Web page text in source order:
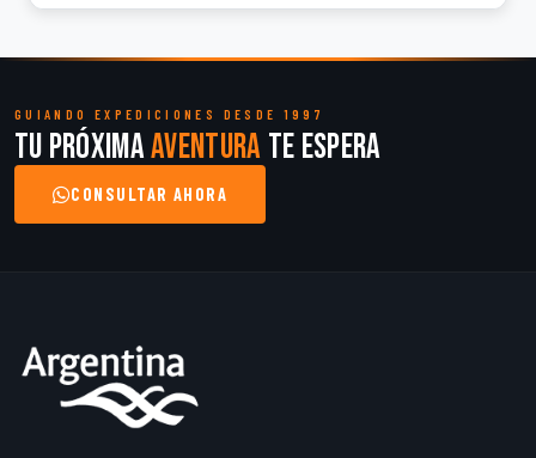
GUIANDO EXPEDICIONES DESDE 1997
Tu próximaaventura te espera
CONSULTAR AHORA